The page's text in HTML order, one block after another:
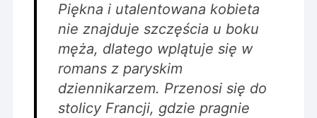
Piękna i utalentowana kobieta
nie znajduje szczęścia u boku
męża, dlatego wplątuje się w
romans z paryskim
dziennikarzem. Przenosi się do
stolicy Francji, gdzie pragnie